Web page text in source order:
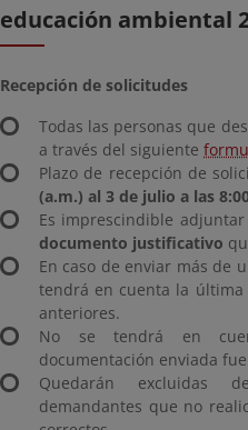
educación ambiental
Recepción de solicitudes
Todas las personas que
a través del siguiente
Plazo de recepción de
(a.m.) al 3 de julio a las
Es imprescindible
documento justificativo
En caso de enviar más de
tendrá en cuenta la
anteriores.
No se tendrá en
documentación enviada
Quedarán excluidas
demandantes que no